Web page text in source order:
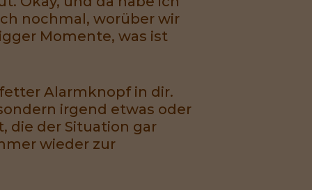
nochmal, worüber wir
Momente, was ist
Alarmknopf in dir.
irgend etwas oder
die der Situation gar
wieder zur